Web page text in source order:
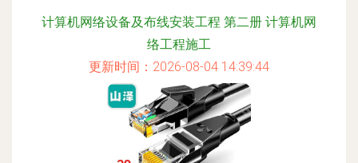
计算机网络设备及布线安装工程 第二册 计算机网
络工程施工
更新时间：2026-08-04 14:39:44